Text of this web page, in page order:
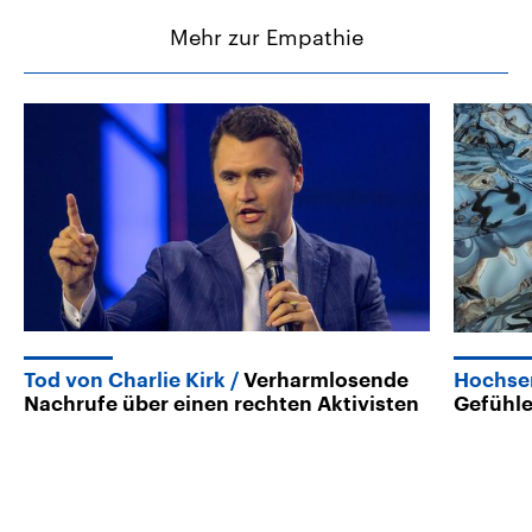
Mehr zur Empathie
Tod von Charlie Kirk
Verharmlosende
Nachrufe über einen rechten Aktivisten